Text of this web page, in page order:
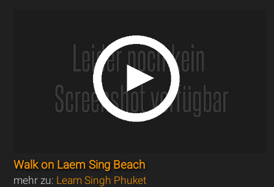
Walk on Laem Sing Beach
mehr zu: Leam Singh Phuket